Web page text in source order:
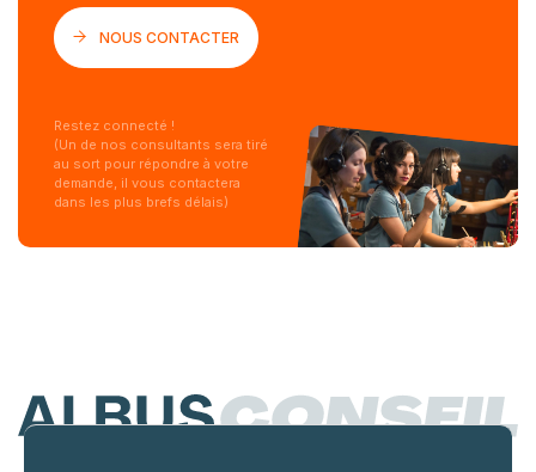
NOUS CONTACTER
Restez connecté !
(Un de nos consultants sera tiré
au sort pour répondre à votre
demande, il vous contactera
dans les plus brefs délais)